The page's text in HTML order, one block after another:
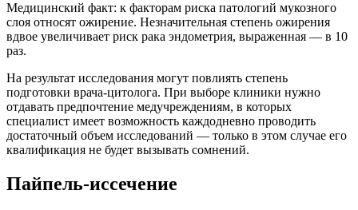
Медицинский факт: к факторам риска патологий мукозного
слоя относят ожирение. Незначительная степень ожирения
вдвое увеличивает риск рака эндометрия, выраженная — в 10
раз.
На результат исследования могут повлиять степень
подготовки врача-цитолога. При выборе клиники нужно
отдавать предпочтение медучреждениям, в которых
специалист имеет возможность каждодневно проводить
достаточный объем исследований — только в этом случае его
квалификация не будет вызывать сомнений.
Пайпель-иссечение